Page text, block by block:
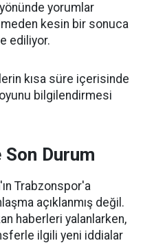
yorumlar
kesin bir sonuca
ediliyor.
kısa süre içerisinde
bilgilendirmesi
Durum
Trabzonspor'a
açıklanmış değil.
haberleri yalanlarken,
ilgili yeni iddialar